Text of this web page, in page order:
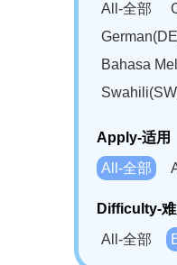
All-全部
Bahasa
Apply-适用
All-全部
Difficulty-
All-全部